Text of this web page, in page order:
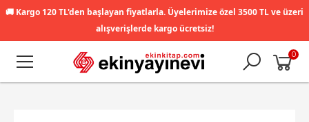
🚚 Kargo 120 TL'den başlayan fiyatlarla. Üyelerimize özel 3500 TL ve üzeri
alışverişlerde kargo ücretsiz!
0